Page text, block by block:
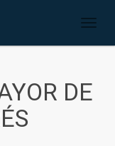
DE